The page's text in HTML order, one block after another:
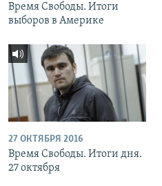
Время Свободы. Итоги
выборов в Америке
27 ОКТЯБРЯ 2016
Время Свободы. Итоги дня.
27 октября